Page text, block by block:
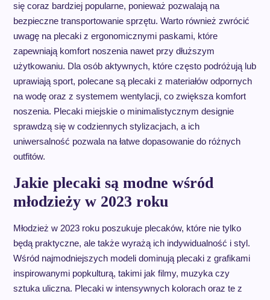
się coraz bardziej popularne, ponieważ pozwalają na
bezpieczne transportowanie sprzętu. Warto również zwrócić
uwagę na plecaki z ergonomicznymi paskami, które
zapewniają komfort noszenia nawet przy dłuższym
użytkowaniu. Dla osób aktywnych, które często podróżują lub
uprawiają sport, polecane są plecaki z materiałów odpornych
na wodę oraz z systemem wentylacji, co zwiększa komfort
noszenia. Plecaki miejskie o minimalistycznym designie
sprawdzą się w codziennych stylizacjach, a ich
uniwersalność pozwala na łatwe dopasowanie do różnych
outfitów.
Jakie plecaki są modne wśród
młodzieży w 2023 roku
Młodzież w 2023 roku poszukuje plecaków, które nie tylko
będą praktyczne, ale także wyrażą ich indywidualność i styl.
Wśród najmodniejszych modeli dominują plecaki z grafikami
inspirowanymi popkulturą, takimi jak filmy, muzyka czy
sztuka uliczna. Plecaki w intensywnych kolorach oraz te z